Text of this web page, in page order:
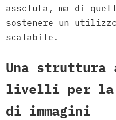
assoluta, ma di
sostenere un
scalabile.
Una struttura
livelli per la
di immagini